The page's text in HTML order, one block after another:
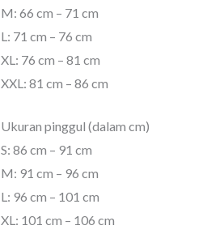
M: 66 cm – 71 cm
L: 71 cm – 76 cm
XL: 76 cm – 81 cm
XXL: 81 cm – 86 cm
Ukuran pinggul (dalam cm)
S: 86 cm – 91 cm
M: 91 cm – 96 cm
L: 96 cm – 101 cm
XL: 101 cm – 106 cm